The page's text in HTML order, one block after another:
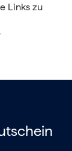
Links zu
.